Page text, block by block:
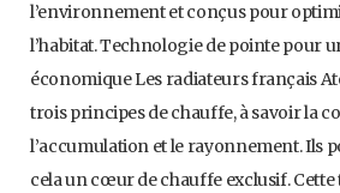
l’environnement et conçus pour
l’habitat. Technologie de pointe pour
économique Les radiateurs français
trois principes de chauffe, à savoir la
l’accumulation et le rayonnement. Ils
cela un cœur de chauffe exclusif.